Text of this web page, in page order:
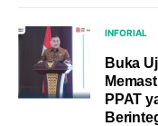
INFORIAL
Buka
PPAT